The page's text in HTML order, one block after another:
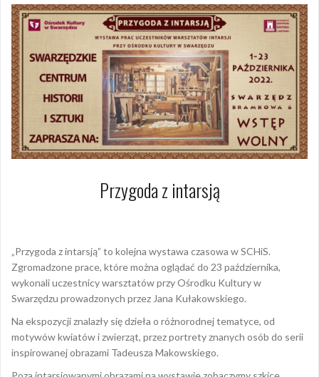
Przygoda z intarsją
„Przygoda z intarsją” to kolejna wystawa czasowa w SCHiS.
Zgromadzone prace, które można oglądać do 23 października,
wykonali uczestnicy warsztatów przy Ośrodku Kultury w
Swarzędzu prowadzonych przez Jana Kułakowskiego.
Na ekspozycji znalazły się dzieła o różnorodnej tematyce, od
motywów kwiatów i zwierząt, przez portrety znanych osób do serii
inspirowanej obrazami Tadeusza Makowskiego.